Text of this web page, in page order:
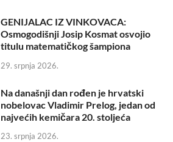
GENIJALAC IZ VINKOVACA:
Osmogodišnji Josip Kosmat osvojio
titulu matematičkog šampiona
29. srpnja 2026.
Na današnji dan rođen je hrvatski
nobelovac Vladimir Prelog, jedan od
najvećih kemičara 20. stoljeća
23. srpnja 2026.